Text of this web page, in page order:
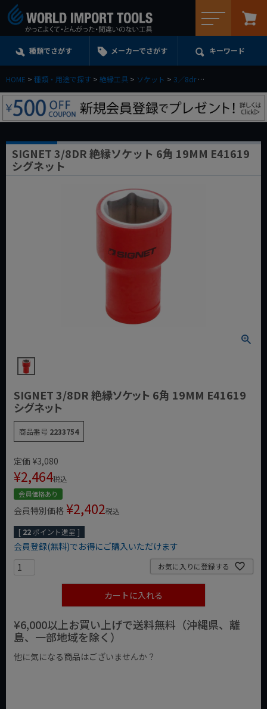
種類でさがす メーカーでさがす キーワード
HOME 種類・用途で探す 絶縁工具 ソケット 3／8dr
SIGNET 3/8DR 絶縁ソケット 6角 19MM E41619
シグネット
SIGNET 3/8DR 絶縁ソケット 6角 19MM E41619
シグネット
商品番号 2233754
定価 ¥3,080
¥2,464税込
会員価格あり
会員特別価格 ¥2,402税込
[ 22ポイント進呈 ]
会員登録(無料)でお得にご購入いただけます
お気に入りに登録する
カートに入れる
¥6,000以上お買い上げで送料無料（沖縄県、離
島、一部地域を除く）
他に気になる商品はございませんか？